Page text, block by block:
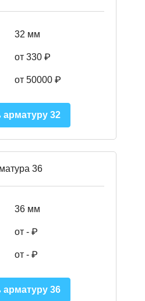
32 мм
от 330 ₽
от 50000 ₽
арматуру 32
36
36 мм
от - ₽
от - ₽
арматуру 36